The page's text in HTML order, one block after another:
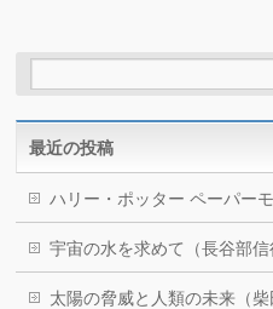
最近の投稿
ハリー・ポッター ペーパー
宇宙の水を求めて（長谷部信
太陽の脅威と人類の未来（柴